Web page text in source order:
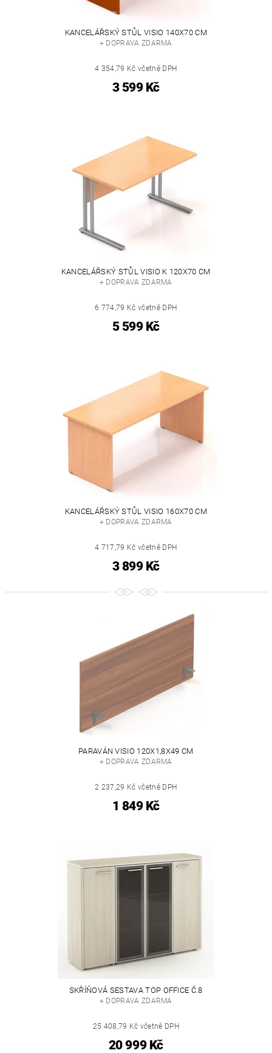
KANCELÁŘSKÝ STŮL VISIO 140X70 CM
+ DOPRAVA ZDARMA
4 354,79 Kč včetně DPH
3 599 Kč
KANCELÁŘSKÝ STŮL VISIO K 120X70 CM
+ DOPRAVA ZDARMA
6 774,79 Kč včetně DPH
5 599 Kč
KANCELÁŘSKÝ STŮL VISIO 160X70 CM
+ DOPRAVA ZDARMA
4 717,79 Kč včetně DPH
3 899 Kč
PARAVÁN VISIO 120X1,8X49 CM
+ DOPRAVA ZDARMA
2 237,29 Kč včetně DPH
1 849 Kč
SKŘÍŇOVÁ SESTAVA TOP OFFICE Č.8
+ DOPRAVA ZDARMA
25 408,79 Kč včetně DPH
20 999 Kč